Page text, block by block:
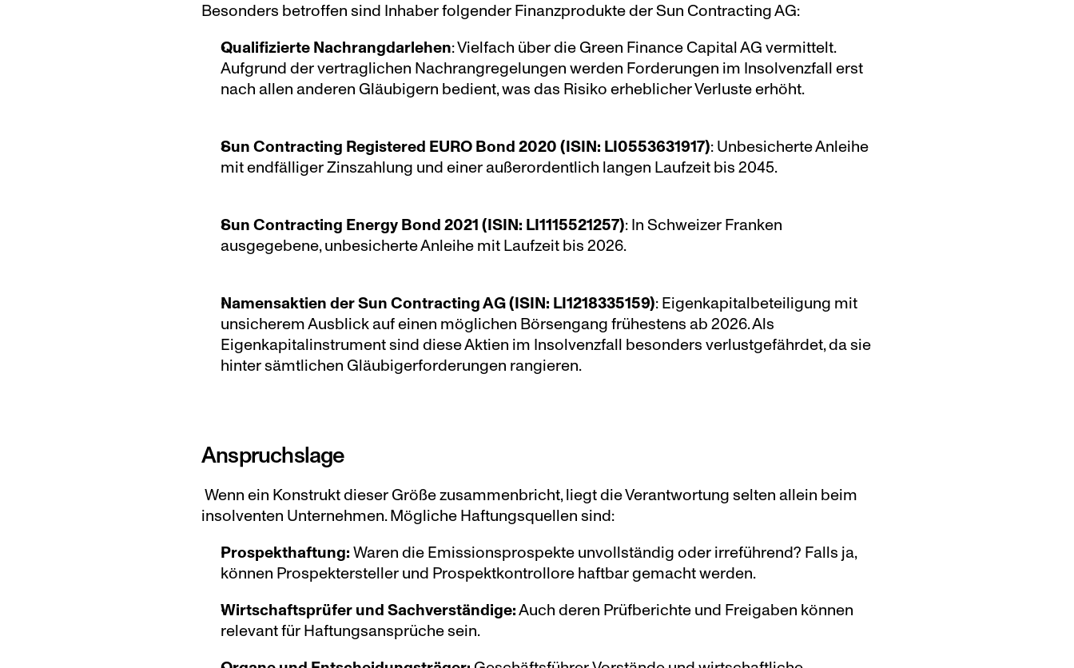
Besonders betroffen sind Inhaber folgender Finanzprodukte der Sun Contracting AG:
Qualifizierte Nachrangdarlehen: Vielfach über die Green Finance Capital AG vermittelt.
Aufgrund der vertraglichen Nachrangregelungen werden Forderungen im Insolvenzfall erst
nach allen anderen Gläubigern bedient, was das Risiko erheblicher Verluste erhöht.
Sun Contracting Registered EURO Bond 2020 (ISIN: LI0553631917): Unbesicherte Anleihe
mit endfälliger Zinszahlung und einer außerordentlich langen Laufzeit bis 2045.
Sun Contracting Energy Bond 2021 (ISIN: LI1115521257): In Schweizer Franken
ausgegebene, unbesicherte Anleihe mit Laufzeit bis 2026.
Namensaktien der Sun Contracting AG (ISIN: LI1218335159): Eigenkapitalbeteiligung mit
unsicherem Ausblick auf einen möglichen Börsengang frühestens ab 2026. Als
Eigenkapitalinstrument sind diese Aktien im Insolvenzfall besonders verlustgefährdet, da sie
hinter sämtlichen Gläubigerforderungen rangieren.
Anspruchslage
Wenn ein Konstrukt dieser Größe zusammenbricht, liegt die Verantwortung selten allein beim
insolventen Unternehmen. Mögliche Haftungsquellen sind:
Prospekthaftung: Waren die Emissionsprospekte unvollständig oder irreführend? Falls ja,
können Prospektersteller und Prospektkontrollore haftbar gemacht werden.
Wirtschaftsprüfer und Sachverständige: Auch deren Prüfberichte und Freigaben können
relevant für Haftungsansprüche sein.